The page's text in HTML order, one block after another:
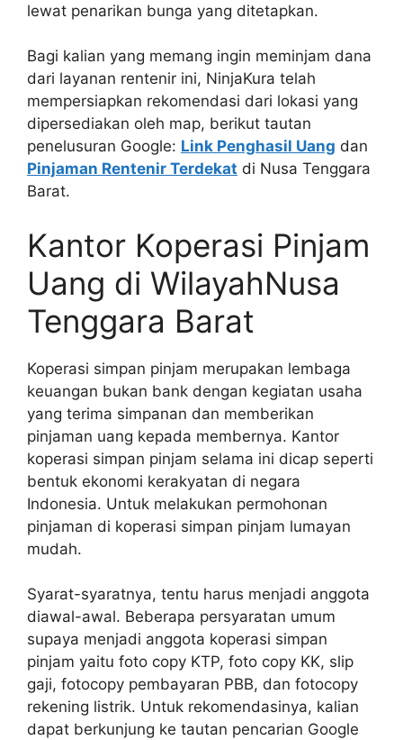
lewat penarikan bunga yang ditetapkan.
Bagi kalian yang memang ingin meminjam dana
dari layanan rentenir ini, NinjaKura telah
mempersiapkan rekomendasi dari lokasi yang
dipersediakan oleh map, berikut tautan
penelusuran Google: Link Penghasil Uang dan
Pinjaman Rentenir Terdekat di Nusa Tenggara
Barat.
Kantor Koperasi Pinjam
Uang di WilayahNusa
Tenggara Barat
Koperasi simpan pinjam merupakan lembaga
keuangan bukan bank dengan kegiatan usaha
yang terima simpanan dan memberikan
pinjaman uang kepada membernya. Kantor
koperasi simpan pinjam selama ini dicap seperti
bentuk ekonomi kerakyatan di negara
Indonesia. Untuk melakukan permohonan
pinjaman di koperasi simpan pinjam lumayan
mudah.
Syarat-syaratnya, tentu harus menjadi anggota
diawal-awal. Beberapa persyaratan umum
supaya menjadi anggota koperasi simpan
pinjam yaitu foto copy KTP, foto copy KK, slip
gaji, fotocopy pembayaran PBB, dan fotocopy
rekening listrik. Untuk rekomendasinya, kalian
dapat berkunjung ke tautan pencarian Google